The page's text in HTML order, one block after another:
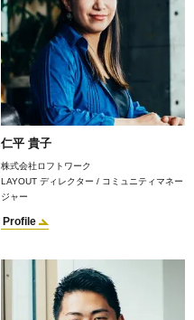
仁平 貴子
株式会社ロフトワーク
LAYOUT ディレクター / コミュニティマネー
ジャー
Profile